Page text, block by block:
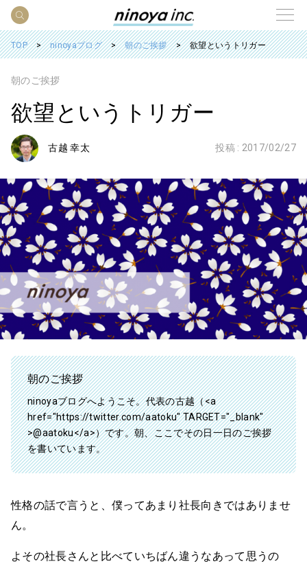
TOP ninoyaブログ 朝のご挨拶 欲望というトリガー
朝のご挨拶
欲望というトリガー
古越 幸太 投稿 : 2017/02/27
朝のご挨拶
ninoyaブログへようこそ。代表の古越（<a
href="https://twitter.com/aatoku" TARGET="_blank"
>@aatoku</a>）です。朝、ここでその日一日のご挨拶
を書いています。
性格の話で言うと、僕ってあまり社長向きではありませ
ん。
よその社長さんと比べていちばん違うなあって思うの